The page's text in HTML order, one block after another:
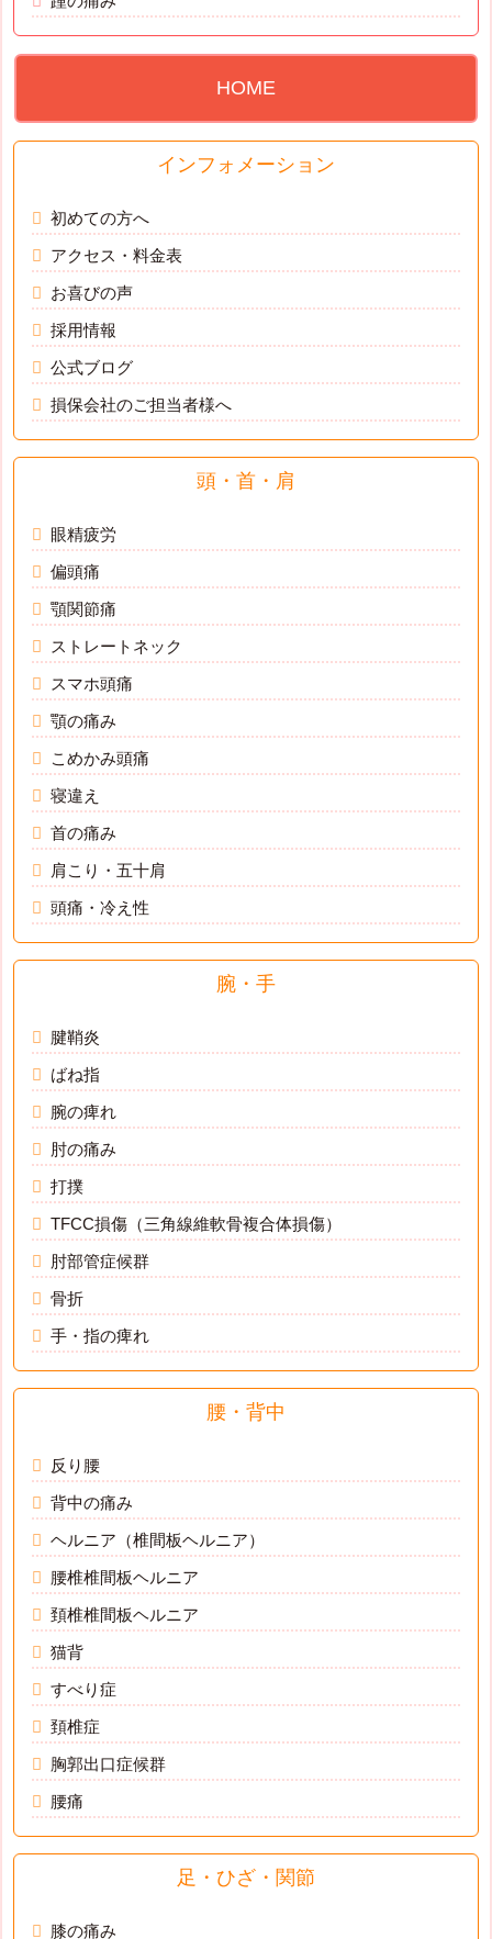
HOME
インフォメーション
初めての方へ
アクセス・料金表
お喜びの声
採用情報
公式ブログ
損保会社のご担当者様へ
頭・首・肩
眼精疲労
偏頭痛
顎関節痛
ストレートネック
スマホ頭痛
顎の痛み
こめかみ頭痛
寝違え
首の痛み
肩こり・五十肩
頭痛・冷え性
腕・手
腱鞘炎
ばね指
腕の痺れ
肘の痛み
打撲
TFCC損傷（三角線維軟骨複合体損傷）
肘部管症候群
骨折
手・指の痺れ
腰・背中
反り腰
背中の痛み
ヘルニア（椎間板ヘルニア）
腰椎椎間板ヘルニア
頚椎椎間板ヘルニア
猫背
すべり症
頚椎症
胸郭出口症候群
腰痛
足・ひざ・関節
膝の痛み